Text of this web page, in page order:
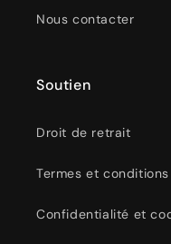
Nous contacter
Soutien
Droit de retrait
Termes et conditions
Confidentialité et